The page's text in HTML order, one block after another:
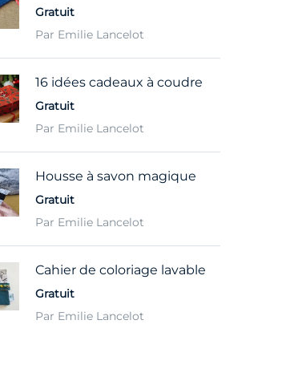
Gratuit
Par Emilie Lancelot
16 idées cadeaux à coudre
Gratuit
Par Emilie Lancelot
Housse à savon magique
Gratuit
Par Emilie Lancelot
Cahier de coloriage lavable
Gratuit
Par Emilie Lancelot